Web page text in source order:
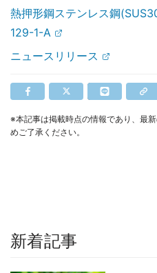
熱押形鋼ステンレス鋼
129-1-A
ニュースリリース
※本記事は掲載時点の情報であり、最
めご了承ください。
新着記事